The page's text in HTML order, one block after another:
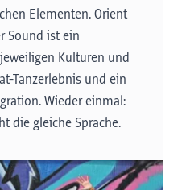
Schloss Ambras
Geschichte und
und u.a. Teile
Helmen ausprobieren.
Elementen. Orient
Sound ist ein
Kulturen und
Tanzerlebnis und ein
Wieder einmal:
die gleiche Sprache.